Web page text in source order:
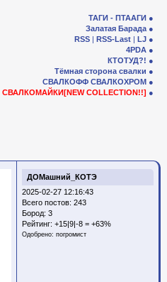
ТАГИ - ПТААГИ
Залатая Барада
RSS | RSS-Last | LJ
4PDA
КТОТУД?!
Тёмная сторона свалки
СВАЛКОФФ СВАЛКОХРОМ
СВАЛКОМАЙКИ[NEW COLLECTION!!]
ДОМашний_КОТЭ
2025-02-27 12:16:43
Всего постов: 243
Бород: 3
Рейтинг: +15|9|-8 = +63%
Одобрено: погромист